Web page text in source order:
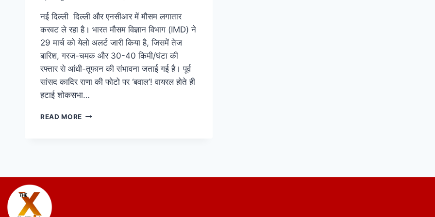
नई दिल्ली दिल्ली और एनसीआर में मौसम लगातार
करवट ले रहा है। भारत मौसम विज्ञान विभाग (IMD) ने
29 मार्च को येलो अलर्ट जारी किया है, जिसमें तेज
बारिश, गरज-चमक और 30-40 किमी/घंटा की
रफ्तार से आंधी-तूफान की संभावना जताई गई है। पूर्व
सांसद कादिर राणा की फोटो पर ‘बवाल’! वायरल होते ही
हटाई शोकसभा…
READ MORE